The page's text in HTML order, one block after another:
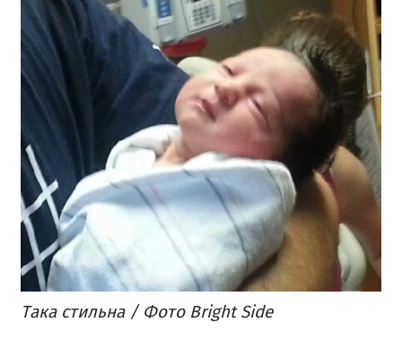
Така стильна / Фото Bright Side